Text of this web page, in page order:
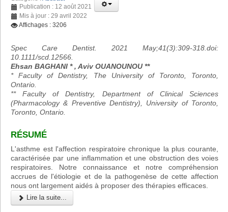
Publication : 12 août 2021
Mis à jour : 29 avril 2022
Affichages : 3206
Spec Care Dentist. 2021 May;41(3):309-318.doi:
10.1111/scd.12566.
Ehsan BAGHANI * , Aviv OUANOUNOU **
* Faculty of Dentistry, The University of Toronto, Toronto,
Ontario.
** Faculty of Dentistry, Department of Clinical Sciences
(Pharmacology & Preventive Dentistry), University of Toronto,
Toronto, Ontario.
RÉSUMÉ
L'asthme est l'affection respiratoire chronique la plus courante,
caractérisée par une inflammation et une obstruction des voies
respiratoires. Notre connaissance et notre compréhension
accrues de l'étiologie et de la pathogenèse de cette affection
nous ont largement aidés à proposer des thérapies efficaces.
Lire la suite...